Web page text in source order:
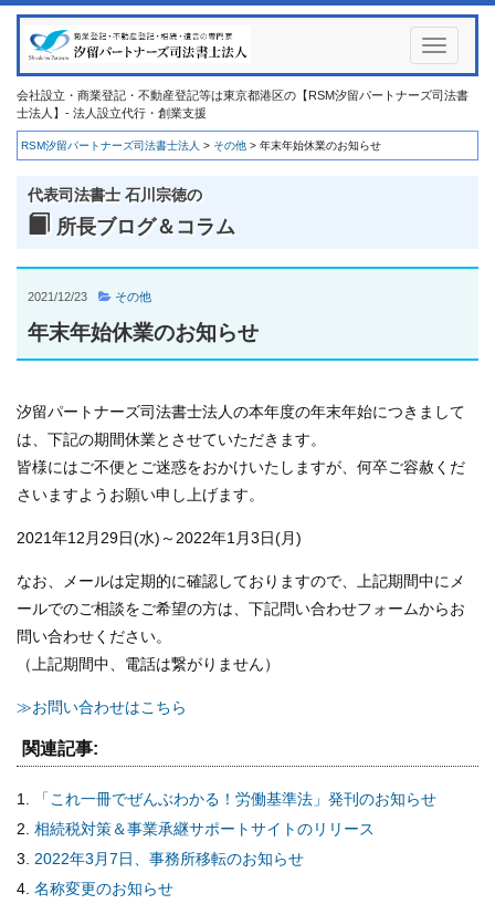
Toggle
会社設立・商業登記・不動産登記等は東京都港区の【RSM汐留パートナーズ司法書
士法人】- 法人設立代行・創業支援
RSM汐留パートナーズ司法書士法人 > その他 > 年末年始休業のお知らせ
代表司法書士 石川宗徳の
所長ブログ＆コラム
2021/12/23 その他
年末年始休業のお知らせ
汐留パートナーズ司法書士法人の本年度の年末年始につきまして
は、下記の期間休業とさせていただきます。
皆様にはご不便とご迷惑をおかけいたしますが、何卒ご容赦くだ
さいますようお願い申し上げます。
2021年12月29日(水)～2022年1月3日(月)
なお、メールは定期的に確認しておりますので、上記期間中にメ
ールでのご相談をご希望の方は、下記問い合わせフォームからお
問い合わせください。
（上記期間中、電話は繋がりません）
≫お問い合わせはこちら
関連記事:
「これ一冊でぜんぶわかる！労働基準法」発刊のお知らせ
相続税対策＆事業承継サポートサイトのリリース
2022年3月7日、事務所移転のお知らせ
名称変更のお知らせ